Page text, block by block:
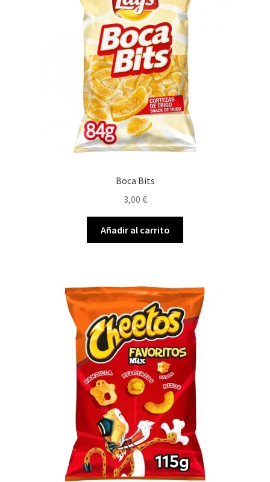
Términos y condiciones
Boca Bits
3,00 €
Añadir al carrito